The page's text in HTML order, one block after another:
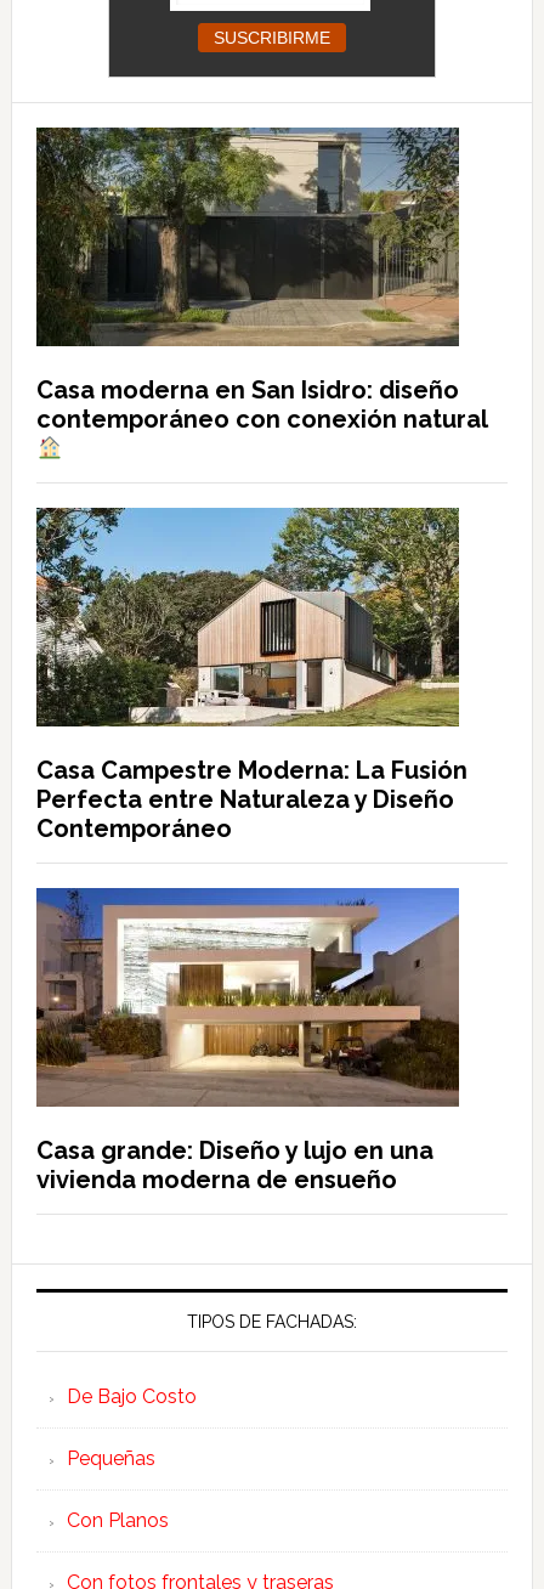
Casa moderna en San Isidro: diseño
contemporáneo con conexión natural
Casa Campestre Moderna: La Fusión
Perfecta entre Naturaleza y Diseño
Contemporáneo
Casa grande: Diseño y lujo en una
vivienda moderna de ensueño
TIPOS DE FACHADAS:
De Bajo Costo
Pequeñas
Con Planos
Con fotos frontales y traseras